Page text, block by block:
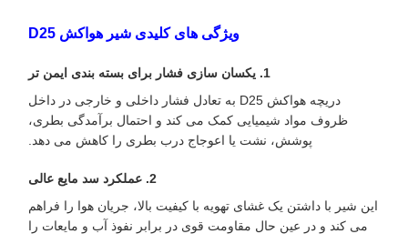
ویژگی های کلیدی شیر هواکش D25
1. یکسان سازی فشار برای بسته بندی ایمن تر
دریچه هواکش D25 به تعادل فشار داخلی و خارجی در داخل
ظروف مواد شیمیایی کمک می کند و احتمال برآمدگی بطری،
پوشش، نشت یا اعوجاج درب بطری را کاهش می دهد.
2. عملکرد سد مایع عالی
این شیر با داشتن یک غشای تهویه با کیفیت بالا، جریان هوا را فراهم
می کند و در عین حال مقاومت قوی در برابر نفوذ آب و مایعات را